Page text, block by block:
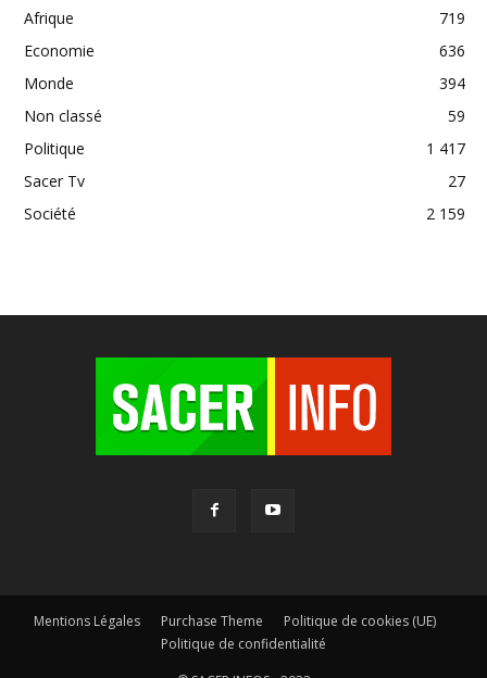
Afrique
719
Economie
636
Monde
394
Non classé
59
Politique
1 417
Sacer Tv
27
Société
2 159
Mentions Légales Purchase Theme
Politique de cookies (UE)
Politique de confidentialité